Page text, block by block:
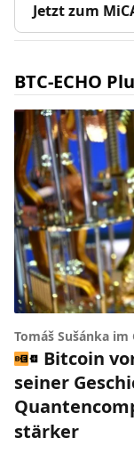
Jetzt zum
BTC-ECHO
Tomáš Sušánka im
Bitcoin
seiner
stärker